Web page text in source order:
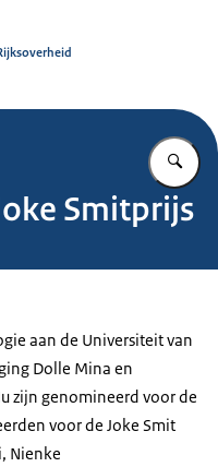
Smitprijs
aan de Universiteit van
Dolle Mina en
zijn genomineerd voor de
voor de Joke Smit
Nienke